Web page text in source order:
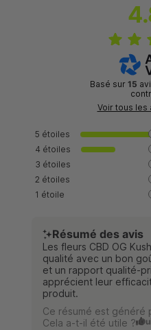
Basé sur 15
Voir tous les
5 étoiles
4 étoiles
3 étoiles
2 étoiles
1 étoile
Résumé des avis
Les fleurs CBD OG
qualité avec un bon
et un rapport qualité-
apprécient leur
produit.
Ce résumé est généré
Cela a-t-il été utile ?